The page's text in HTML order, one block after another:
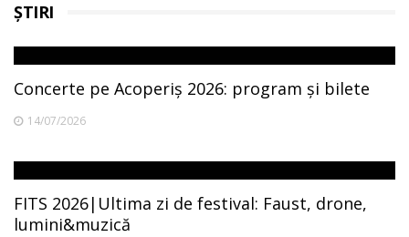
ȘTIRI
Concerte pe Acoperiș 2026: program și bilete
14/07/2026
FITS 2026|Ultima zi de festival: Faust, drone,
lumini&muzică